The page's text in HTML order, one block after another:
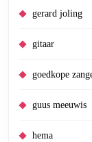
gerard joling
gitaar
goedkope
guus meeuwis
hema